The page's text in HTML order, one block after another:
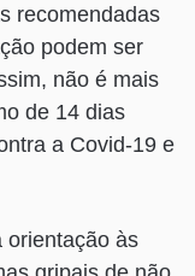
recomendadas
podem ser
não é mais
de 14 dias
a Covid-19 e
orientação às